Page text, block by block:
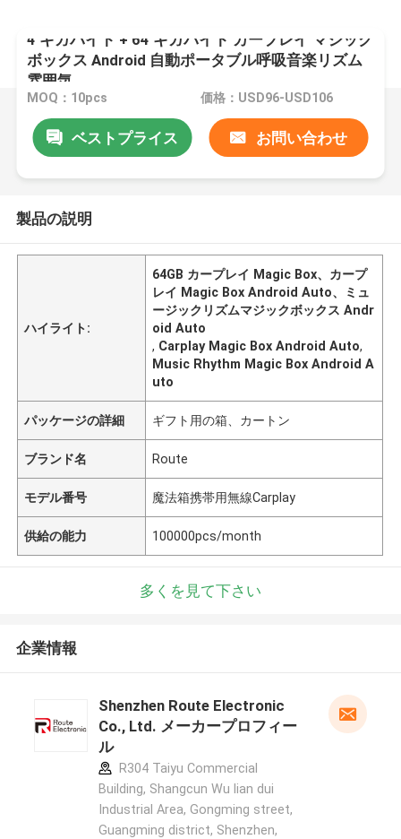
4 ギガバイト + 64 ギガバイト カープレイ マジック
ボックス Android 自動ポータブル呼吸音楽リズム
雰囲気
MOQ：10pcs 価格：USD96-USD106
ベストプライス お問い合わせ
製品の説明
ハイライト:
64GB カープレイ Magic Box、カープ
レイ Magic Box Android Auto、ミュ
ージックリズムマジックボックス Andr
oid Auto
, Carplay Magic Box Android Auto,
Music Rhythm Magic Box Android A
uto
パッケージの詳細 ギフト用の箱、カートン
ブランド名 Route
モデル番号 魔法箱携帯用無線Carplay
供給の能力 100000pcs/month
多くを見て下さい
企業情報
Shenzhen Route Electronic
Co., Ltd. メーカープロフィー
ル
R304 Taiyu Commercial
Building, Shangcun Wu lian dui
Industrial Area, Gongming street,
Guangming district, Shenzhen,